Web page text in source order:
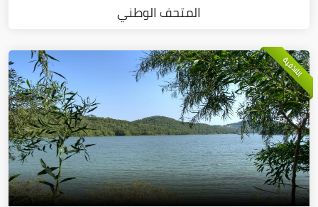
المتحف الوطني
اللاذقية